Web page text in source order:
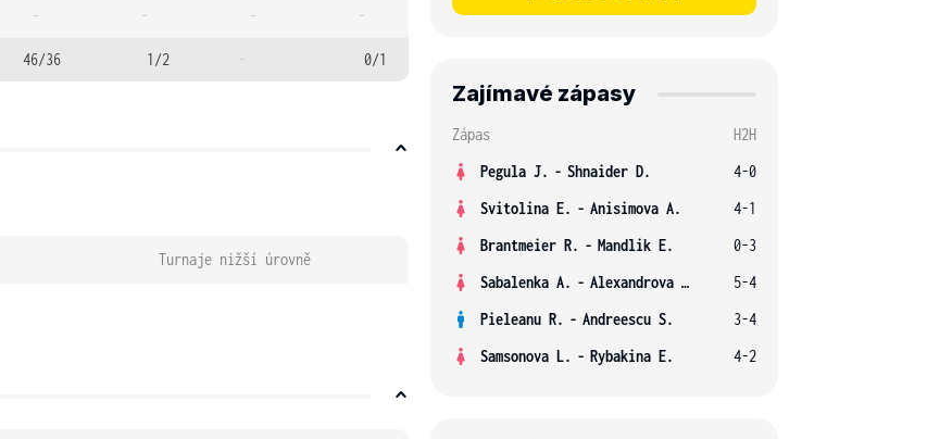
- - - -
46/36 1/2 - 0/1
Turnaje nižší úrovně
Zajímavé zápasy
Zápas
H2H
Pegula J. - Shnaider D.
4-0
Svitolina E. - Anisimova A.
4-1
Brantmeier R. - Mandlik E.
0-3
Sabalenka A. - Alexandrova E.
5-4
Pieleanu R. - Andreescu S.
3-4
Samsonova L. - Rybakina E. 4-2